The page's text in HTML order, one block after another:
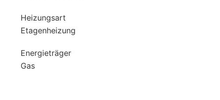
Heizungsart
Etagenheizung
Energieträger
Gas